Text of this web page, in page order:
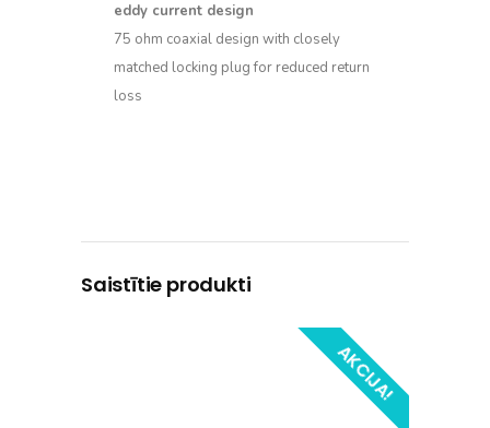
eddy current design
75 ohm coaxial design with closely
matched locking plug for reduced return
loss
Saistītie produkti
AKCIJA!